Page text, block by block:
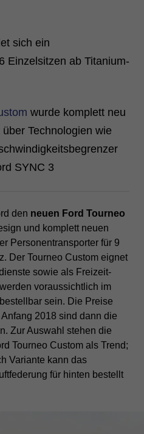
sich ein
Einzelsitzen ab Titanium-
wurde komplett neu
Technologien wie
SYNC 3
den neuen Ford Tourneo
und komplett neuen
Personentransporter für 9
Der Tourneo Custom eignet
sowie als Freizeit-
voraussichtlich im
sein. Die Preise
2018 sind dann die
Zur Auswahl stehen die
Tourneo Custom als Trend;
Variante kann das
für hinten bestellt